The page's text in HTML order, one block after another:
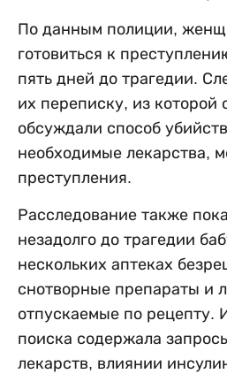
По данным полиции,
готовиться к
пять дней до трагедии.
их переписку, из которой
обсуждали способ
необходимые лекарства,
преступления.
Расследование также
незадолго до трагедии
нескольких аптеках
снотворные препараты и
отпускаемые по рецепту.
поиска содержала
лекарств, влиянии